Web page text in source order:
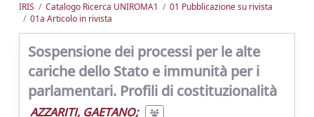
IRIS Catalogo Ricerca UNIROMA1
01 Pubblicazione su rivista
01a Articolo in rivista
Sospensione dei processi per le alte
cariche dello Stato e immunità per i
parlamentari. Profili di costituzionalità
AZZARITI, GAETANO;